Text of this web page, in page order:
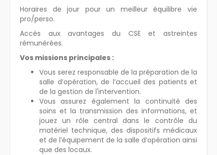
Horaires de jour pour un meilleur équilibre vie
pro/perso.
Accès aux avantages du CSE et astreintes
rémunérées.
Vos missions principales :
Vous serez responsable de la préparation de la
salle d’opération, de l’accueil des patients et
de la gestion de l'intervention.
Vous assurez également la continuité des
soins et la transmission des informations, et
jouez un rôle central dans le contrôle du
matériel technique, des dispositifs médicaux
et de l’équipement de la salle d’opération ainsi
que des locaux.